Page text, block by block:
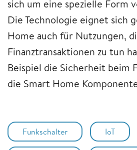
sich um eine spezielle Form
Die Technologie eignet sich
Home auch für Nutzungen,
Finanztransaktionen zu tun
Beispiel die Sicherheit beim
die Smart Home
Funkschalter IoT